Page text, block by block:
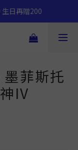
日再贈200
墨菲斯托
IV